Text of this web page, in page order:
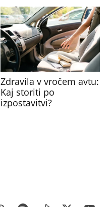
Zdravila v vročem avtu:
Kaj storiti po
izpostavitvi?